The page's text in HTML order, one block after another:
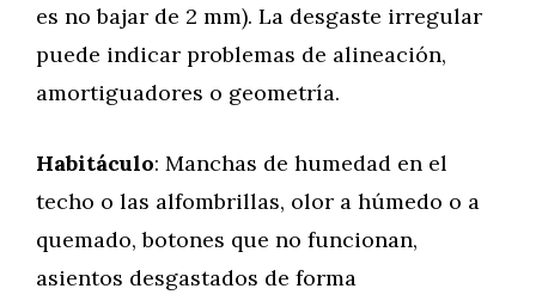
es no bajar de 2 mm). La desgaste irregular
puede indicar problemas de alineación,
amortiguadores o geometría.
Habitáculo: Manchas de humedad en el
techo o las alfombrillas, olor a húmedo o a
quemado, botones que no funcionan,
asientos desgastados de forma